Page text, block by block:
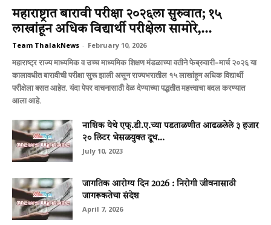
महाराष्ट्रात बारावी परीक्षा २०२६ला सुरुवात; १५
लाखांहून अधिक विद्यार्थी परीक्षेला सामोरे,...
Team ThalakNews - February 10, 2026
महाराष्ट्र राज्य माध्यमिक व उच्च माध्यमिक शिक्षण मंडळाच्या वतीने फेब्रुवारी–मार्च २०२६ या
कालावधीत बारावीची परीक्षा सुरू झाली असून राज्यभरातील १५ लाखांहून अधिक विद्यार्थी
परीक्षेला बसत आहेत. यंदा पेपर वाचनासाठी वेळ देण्याच्या पद्धतीत महत्त्वाचा बदल करण्यात
आला आहे.
नाशिक येथे एफ्.डी.ए.च्‍या पडताळणीत आढळलेले ३ हजार
२० लिटर भेसळयुक्‍त दूध...
July 10, 2023
जागतिक आरोग्य दिन 2026 : निरोगी जीवनासाठी
जागरूकतेचा संदेश
April 7, 2026